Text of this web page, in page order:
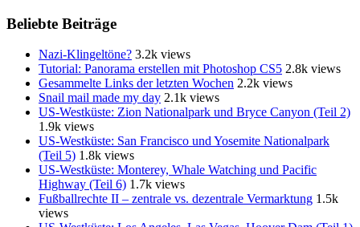
Beliebte Beiträge
Nazi-Klingeltöne? 3.2k views
Tutorial: Panorama erstellen mit Photoshop CS5 2.8k views
Gesammelte Links der letzten Wochen 2.2k views
Snail mail made my day 2.1k views
US-Westküste: Zion Nationalpark und Bryce Canyon (Teil 2)
1.9k views
US-Westküste: San Francisco und Yosemite Nationalpark
(Teil 5) 1.8k views
US-Westküste: Monterey, Whale Watching und Pacific
Highway (Teil 6) 1.7k views
Fußballrechte II – zentrale vs. dezentrale Vermarktung 1.5k
views